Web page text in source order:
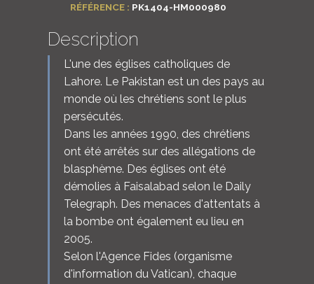
RÉFÉRENCE : PK1404-HM000980
Description
L'une des églises catholiques de
Lahore. Le Pakistan est un des pays au
monde où les chrétiens sont le plus
persécutés.
Dans les années 1990, des chrétiens
ont été arrêtés sur des allégations de
blasphème. Des églises ont été
démolies à Faisalabad selon le Daily
Telegraph. Des menaces d'attentats à
la bombe ont également eu lieu en
2005.
Selon l'Agence Fides (organisme
d'information du Vatican), chaque